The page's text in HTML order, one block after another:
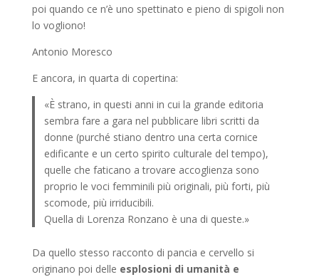
poi quando ce n’è uno spettinato e pieno di spigoli non
lo vogliono!
Antonio Moresco
E ancora, in quarta di copertina:
«È strano, in questi anni in cui la grande editoria
sembra fare a gara nel pubblicare libri scritti da
donne (purché stiano dentro una certa cornice
edificante e un certo spirito culturale del tempo),
quelle che faticano a trovare accoglienza sono
proprio le voci femminili più originali, più forti, più
scomode, più irriducibili.
Quella di Lorenza Ronzano è una di queste.»
Da quello stesso racconto di pancia e cervello si
originano poi delle esplosioni di umanità e